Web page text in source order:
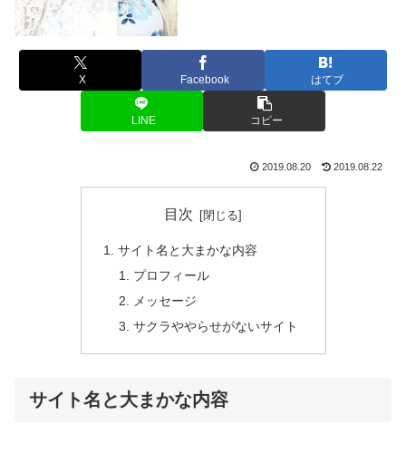
X Facebook はてブ
LINE コピー
2019.08.20 2019.08.22
目次
サイト名と大まかな内容
プロフィール
メッセージ
サクラややらせがないサイト
サイト名と大まかな内容